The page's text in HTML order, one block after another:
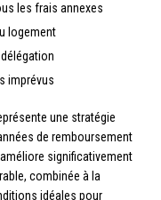
les frais annexes
logement
imprévus
une stratégie
de remboursement
significativement
combinée à la
idéales pour